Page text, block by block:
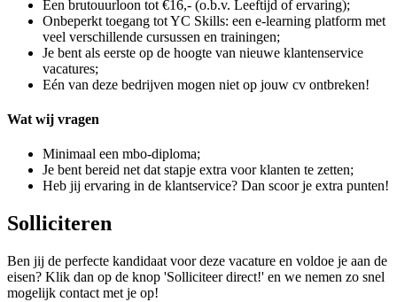
Een brutouurloon tot €16,- (o.b.v. Leeftijd of ervaring);
Onbeperkt toegang tot YC Skills: een e-learning platform met
veel verschillende cursussen en trainingen;
Je bent als eerste op de hoogte van nieuwe klantenservice
vacatures;
Eén van deze bedrijven mogen niet op jouw cv ontbreken!
Wat wij vragen
Minimaal een mbo-diploma;
Je bent bereid net dat stapje extra voor klanten te zetten;
Heb jij ervaring in de klantservice? Dan scoor je extra punten!
Solliciteren
Ben jij de perfecte kandidaat voor deze vacature en voldoe je aan de
eisen? Klik dan op de knop 'Solliciteer direct!' en we nemen zo snel
mogelijk contact met je op!